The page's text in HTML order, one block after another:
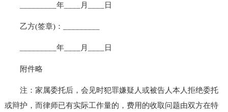
_________年____月____日
乙方(签章)：_________
_________年____月____日
附件略
注：家属委托后，会见时犯罪嫌疑人或被告人本人拒绝委托
或辩护，而律师已有实际工作量的，费用的收取问题由双方在特